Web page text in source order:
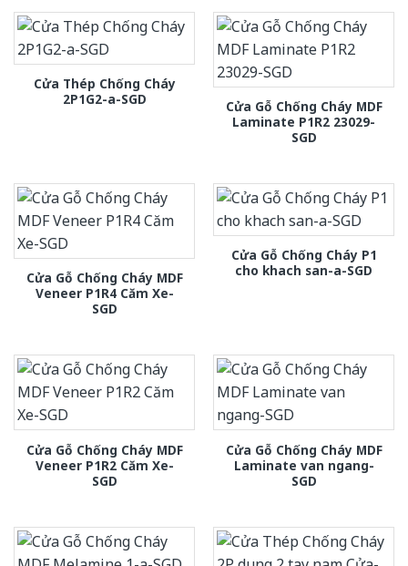
Cửa Thép Chống Cháy
2P1G2-a-SGD
Cửa Gỗ Chống Cháy MDF
Laminate P1R2 23029-
SGD
Cửa Gỗ Chống Cháy MDF
Veneer P1R4 Căm Xe-
SGD
Cửa Gỗ Chống Cháy P1
cho khach san-a-SGD
Cửa Gỗ Chống Cháy MDF
Veneer P1R2 Căm Xe-
SGD
Cửa Gỗ Chống Cháy MDF
Laminate van ngang-
SGD